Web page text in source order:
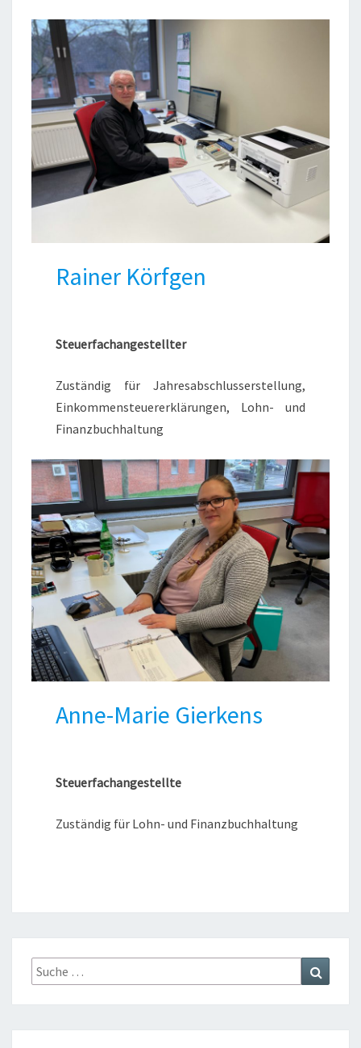
Rainer Körfgen
Steuerfachangestellter
Zuständig für Jahresabschlusserstellung,
Einkommensteuererklärungen, Lohn- und
Finanzbuchhaltung
Anne-Marie Gierkens
Steuerfachangestellte
Zuständig für Lohn- und Finanzbuchhaltung
Suche
nach: